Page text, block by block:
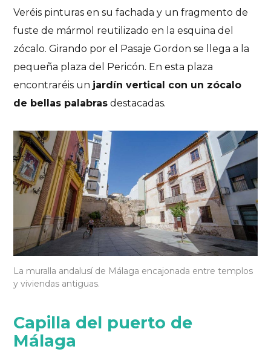
Veréis pinturas en su fachada y un fragmento de
fuste de mármol reutilizado en la esquina del
zócalo. Girando por el Pasaje Gordon se llega a la
pequeña plaza del Pericón. En esta plaza
encontraréis un jardín vertical con un zócalo
de bellas palabras destacadas.
La muralla andalusí de Málaga encajonada entre templos
y viviendas antiguas.
Capilla del puerto de
Málaga